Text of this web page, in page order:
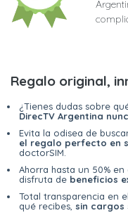
Regalo original,
¿Tienes dudas sobre
DirecTV Argentina
Evita la odisea de
el regalo perfecto en
doctorSIM.
Ahorra hasta un 50%
disfruta de beneficios
Total transparencia en
qué recibes, sin cargos